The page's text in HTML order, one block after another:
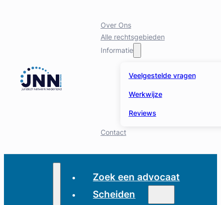
Over Ons
Alle rechtsgebieden
Informatie
Veelgestelde vragen
Werkwijze
Reviews
Contact
Zoek een advocaat
Scheiden